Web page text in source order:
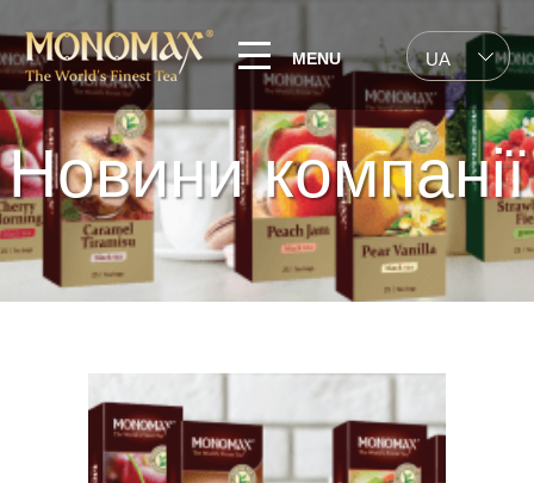
MENU UA
Новини компанії